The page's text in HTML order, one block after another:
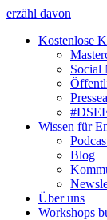
erzähl davon
Kostenlose
Social
Wissen für
Blog
Über uns
Workshops